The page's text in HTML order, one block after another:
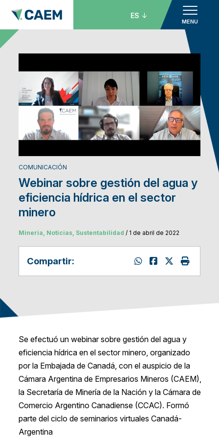
MENU
ES
COMUNICACIÓN
Webinar sobre gestión del agua y
eficiencia hídrica en el sector
minero
Mineria, Noticias, Sustentabilidad / 1 de abril de 2022
Compartir:
Se efectuó un webinar sobre gestión del agua y
eficiencia hídrica en el sector minero, organizado
por la Embajada de Canadá, con el auspicio de la
Cámara Argentina de Empresarios Mineros (CAEM),
la Secretaría de Minería de la Nación y la Cámara de
Comercio Argentino Canadiense (CCAC). Formó
parte del ciclo de seminarios virtuales Canadá-
Argentina